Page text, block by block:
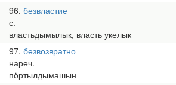
96 безвластие
с.
властьдымылык, власть укелык
97 безвозвратно
нареч.
пӧртылдымашын